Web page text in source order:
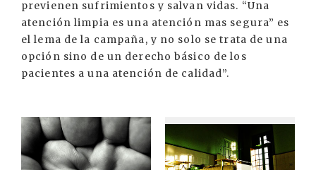
previenen sufrimientos y salvan vidas. “Una
atención limpia es una atención mas segura” es
el lema de la campaña, y no solo se trata de una
opción sino de un derecho básico de los
pacientes a una atención de calidad”.